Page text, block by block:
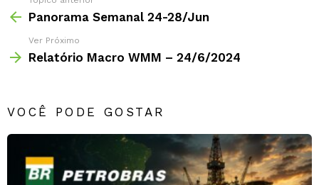
Panorama Semanal 24-28/Jun
Ver Próximo
Relatório Macro WMM – 24/6/2024
VOCÊ PODE GOSTAR